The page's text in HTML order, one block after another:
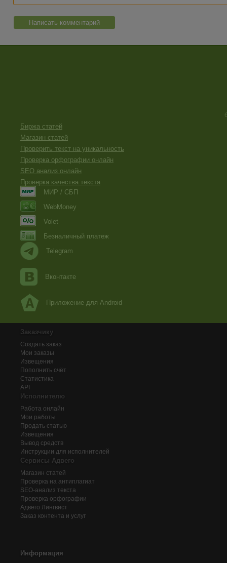
Написать комментарий
Биржа статей
Магазин статей
Проверить текст на уникальность
Проверка орфографии онлайн
SEO анализ онлайн
Проверка качества текста
МИР / СБП
WebMoney
Volet
Безналичный платеж
Telegram
Вконтакте
Приложение для Android
Заказчику
Создать заказ
Мои заказы
Извещения
Пополнить счёт
Статистика
API
Исполнителю
Работа онлайн
Мои работы
Продать статью
Извещения
Вывод средств
Инструкции для исполнителей
Сервисы Адвего
Магазин статей
Проверка на антиплагиат
SEO-анализ текста
Проверка орфографии
Адвего Лингвист
Заказ контента и услуг
Информация